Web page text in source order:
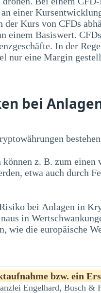
einer
der Kurs von CFDs
einem Basiswert.
In der
nur eine Margin
(Sicherheitsleistung)
bei
z. B. zum einen
etwa auch durch
bei Anlagen in
in
wie die europäische
Kursschwankungen
bzw. ein
Engelhard, Busch &